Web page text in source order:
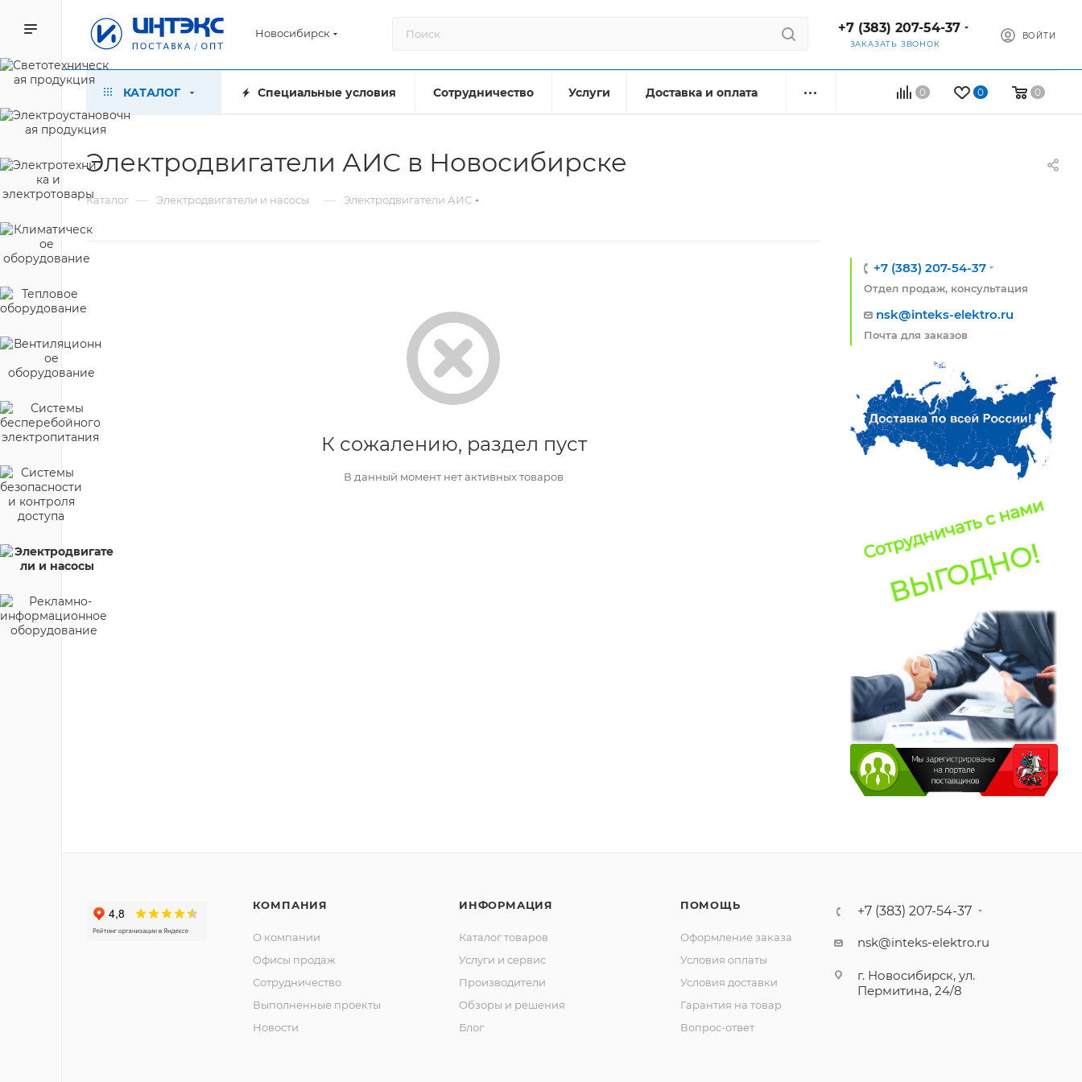
Новосибирск +7 (383) 207-54-37
ЗАКАЗАТЬ ЗВОНОК
ВОЙТИ
0 0 0
КАТАЛОГ Специальные условия Сотрудничество Услуги Доставка и оплата
Электродвигатели АИС в Новосибирске
Каталог — Электродвигатели и насосы — Электродвигатели АИС
К сожалению, раздел пуст
В данный момент нет активных товаров
+7 (383) 207-54-37
Отдел продаж, консультация
nsk@inteks-elektro.ru
Почта для заказов
КОМПАНИЯ
О компании
Офисы продаж
Сотрудничество
Выполненные проекты
Новости
ИНФОРМАЦИЯ
Каталог товаров
Услуги и сервис
Производители
Обзоры и решения
Блог
ПОМОЩЬ
Оформление заказа
Условия оплаты
Условия доставки
Гарантия на товар
Вопрос-ответ
+7 (383) 207-54-37
nsk@inteks-elektro.ru
г. Новосибирск, ул.
Пермитина, 24/8